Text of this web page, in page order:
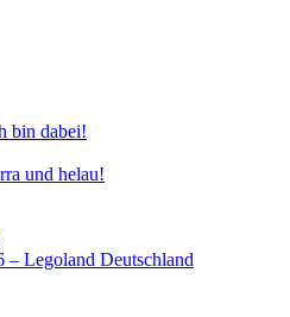
bin dabei!
und helau!
– Legoland Deutschland